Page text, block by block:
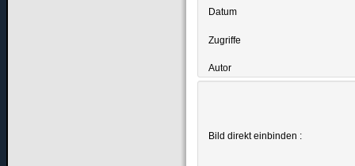
Datum
Zugriffe
Autor
Bild direkt einbinden :